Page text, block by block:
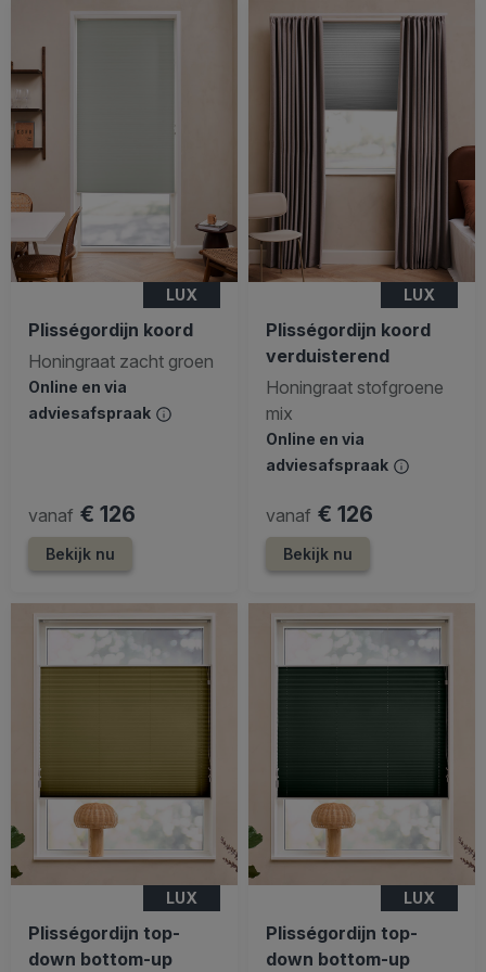
LUX
Plisségordijn koord
Honingraat zacht groen
Online en via
adviesafspraak
vanaf € 126
Bekijk nu
LUX
Plisségordijn koord
verduisterend
Honingraat stofgroene
mix
Online en via
adviesafspraak
vanaf € 126
Bekijk nu
LUX
Plisségordijn top-
down bottom-up
LUX
Plisségordijn top-
down bottom-up